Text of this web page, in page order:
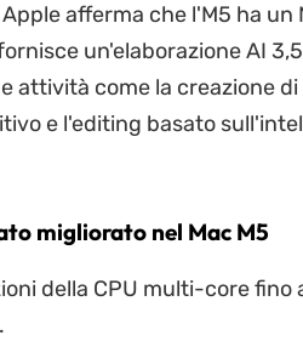
afferma che l'M5 ha
un'elaborazione AI
attività come la creazione
e l'editing basato
migliorato nel Mac M5
della CPU multi-core fino